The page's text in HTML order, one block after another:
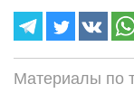
Материалы по